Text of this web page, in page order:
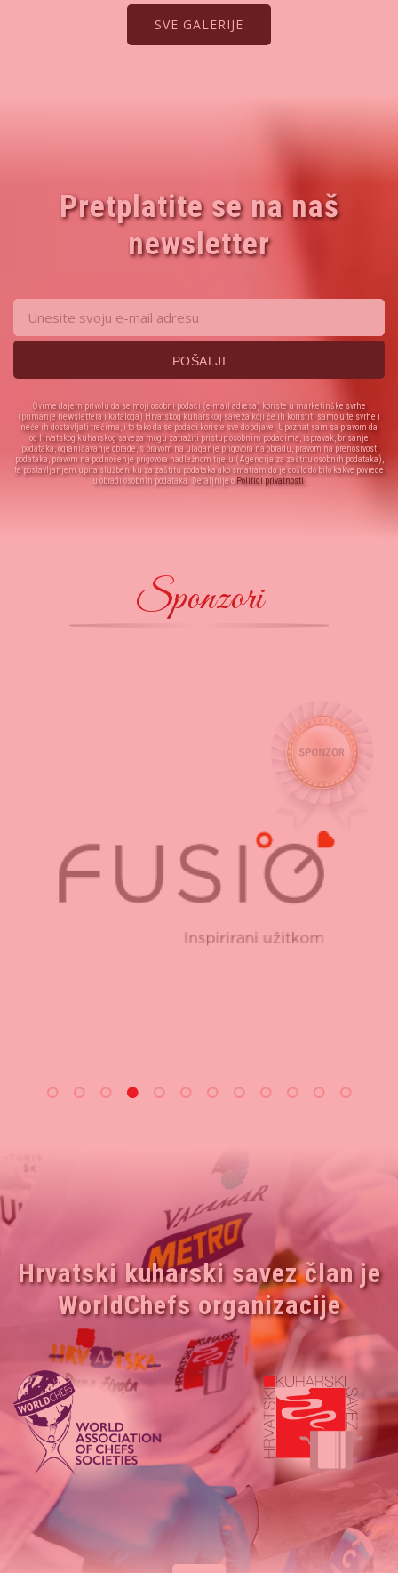
SVE GALERIJE
Pretplatite se na naš
newsletter
Ovime dajem privolu da se moji osobni podaci (e-mail adresa) koriste u marketinške svrhe
(primanje newslettera i kataloga) Hrvatskog kuharskog saveza koji će ih koristiti samo u te svrhe i
neće ih dostavljati trećima, i to tako da se podaci koriste sve do odjave. Upoznat sam sa pravom da
od Hrvatskog kuharskog saveza mogu zatražiti pristup osobnim podacima, ispravak, brisanje
podataka, ograničavanje obrade, s pravom na ulaganje prigovora na obradu, pravom na prenosivost
podataka, pravom na podnošenje prigovora nadležnom tijelu (Agencija za zaštitu osobnih podataka),
te postavljanjem upita službeniku za zaštitu podataka ako smatram da je došlo do bilo kakve povrede
u obradi osobnih podataka. Detaljnije o Politici privatnosti.
Sponzori
Hrvatski kuharski savez član je
WorldChefs organizacije